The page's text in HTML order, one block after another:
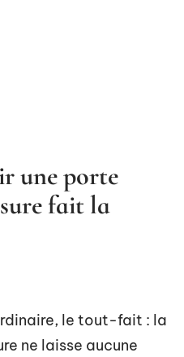
une porte
fait la
le tout-fait : la
ne laisse aucune